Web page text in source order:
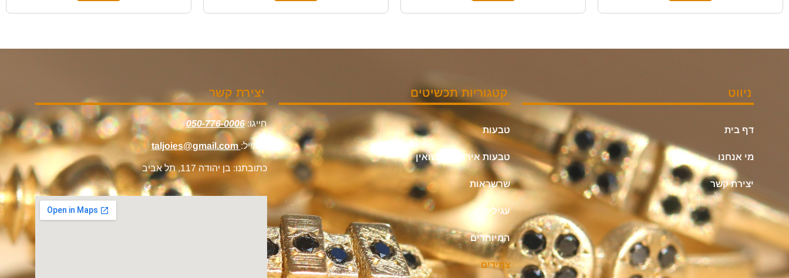
ניווט
דף בית
מי אנחנו
יצירת קשר
קטגוריות תכשיטים
טבעות
טבעות אירוסין ונישואין
שרשראות
עגילים
המיוחדים
צמידים
יצירת קשר
חייגו:050-776-0006
אימייל: taljoies@gmail.com
כתובתנו: בן יהודה 117, תל אביב